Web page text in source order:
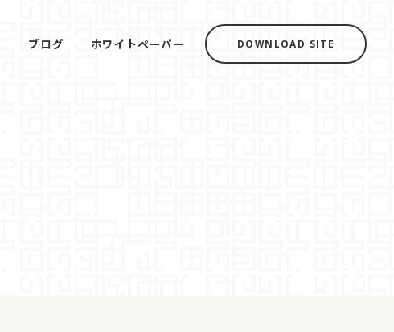
ブログ ホワイトペーパー DOWNLOAD SITE